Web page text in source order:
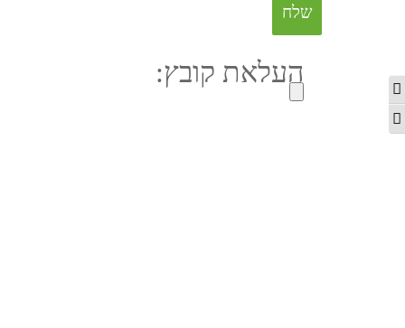
מתג ניגודיות גבוהה
מתג גודל גופן
העלאת קובץ: